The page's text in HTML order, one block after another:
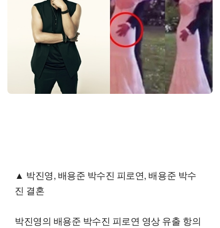
▲ 박진영, 배용준 박수진 피로연, 배용준 박수
진 결혼
박진영의 배용준 박수진 피로연 영상 유출 항의